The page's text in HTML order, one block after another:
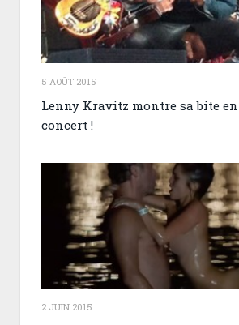
5 AOÛT 2015
Lenny Kravitz montre sa bite
concert !
2 JUIN 2015